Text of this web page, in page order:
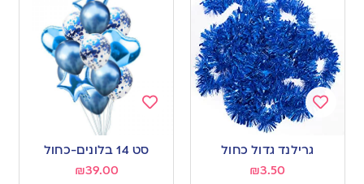
wishlist
גרילנד גדול כחול
₪3.50
wishlist
סט 14 בלונים-כחול
₪39.00